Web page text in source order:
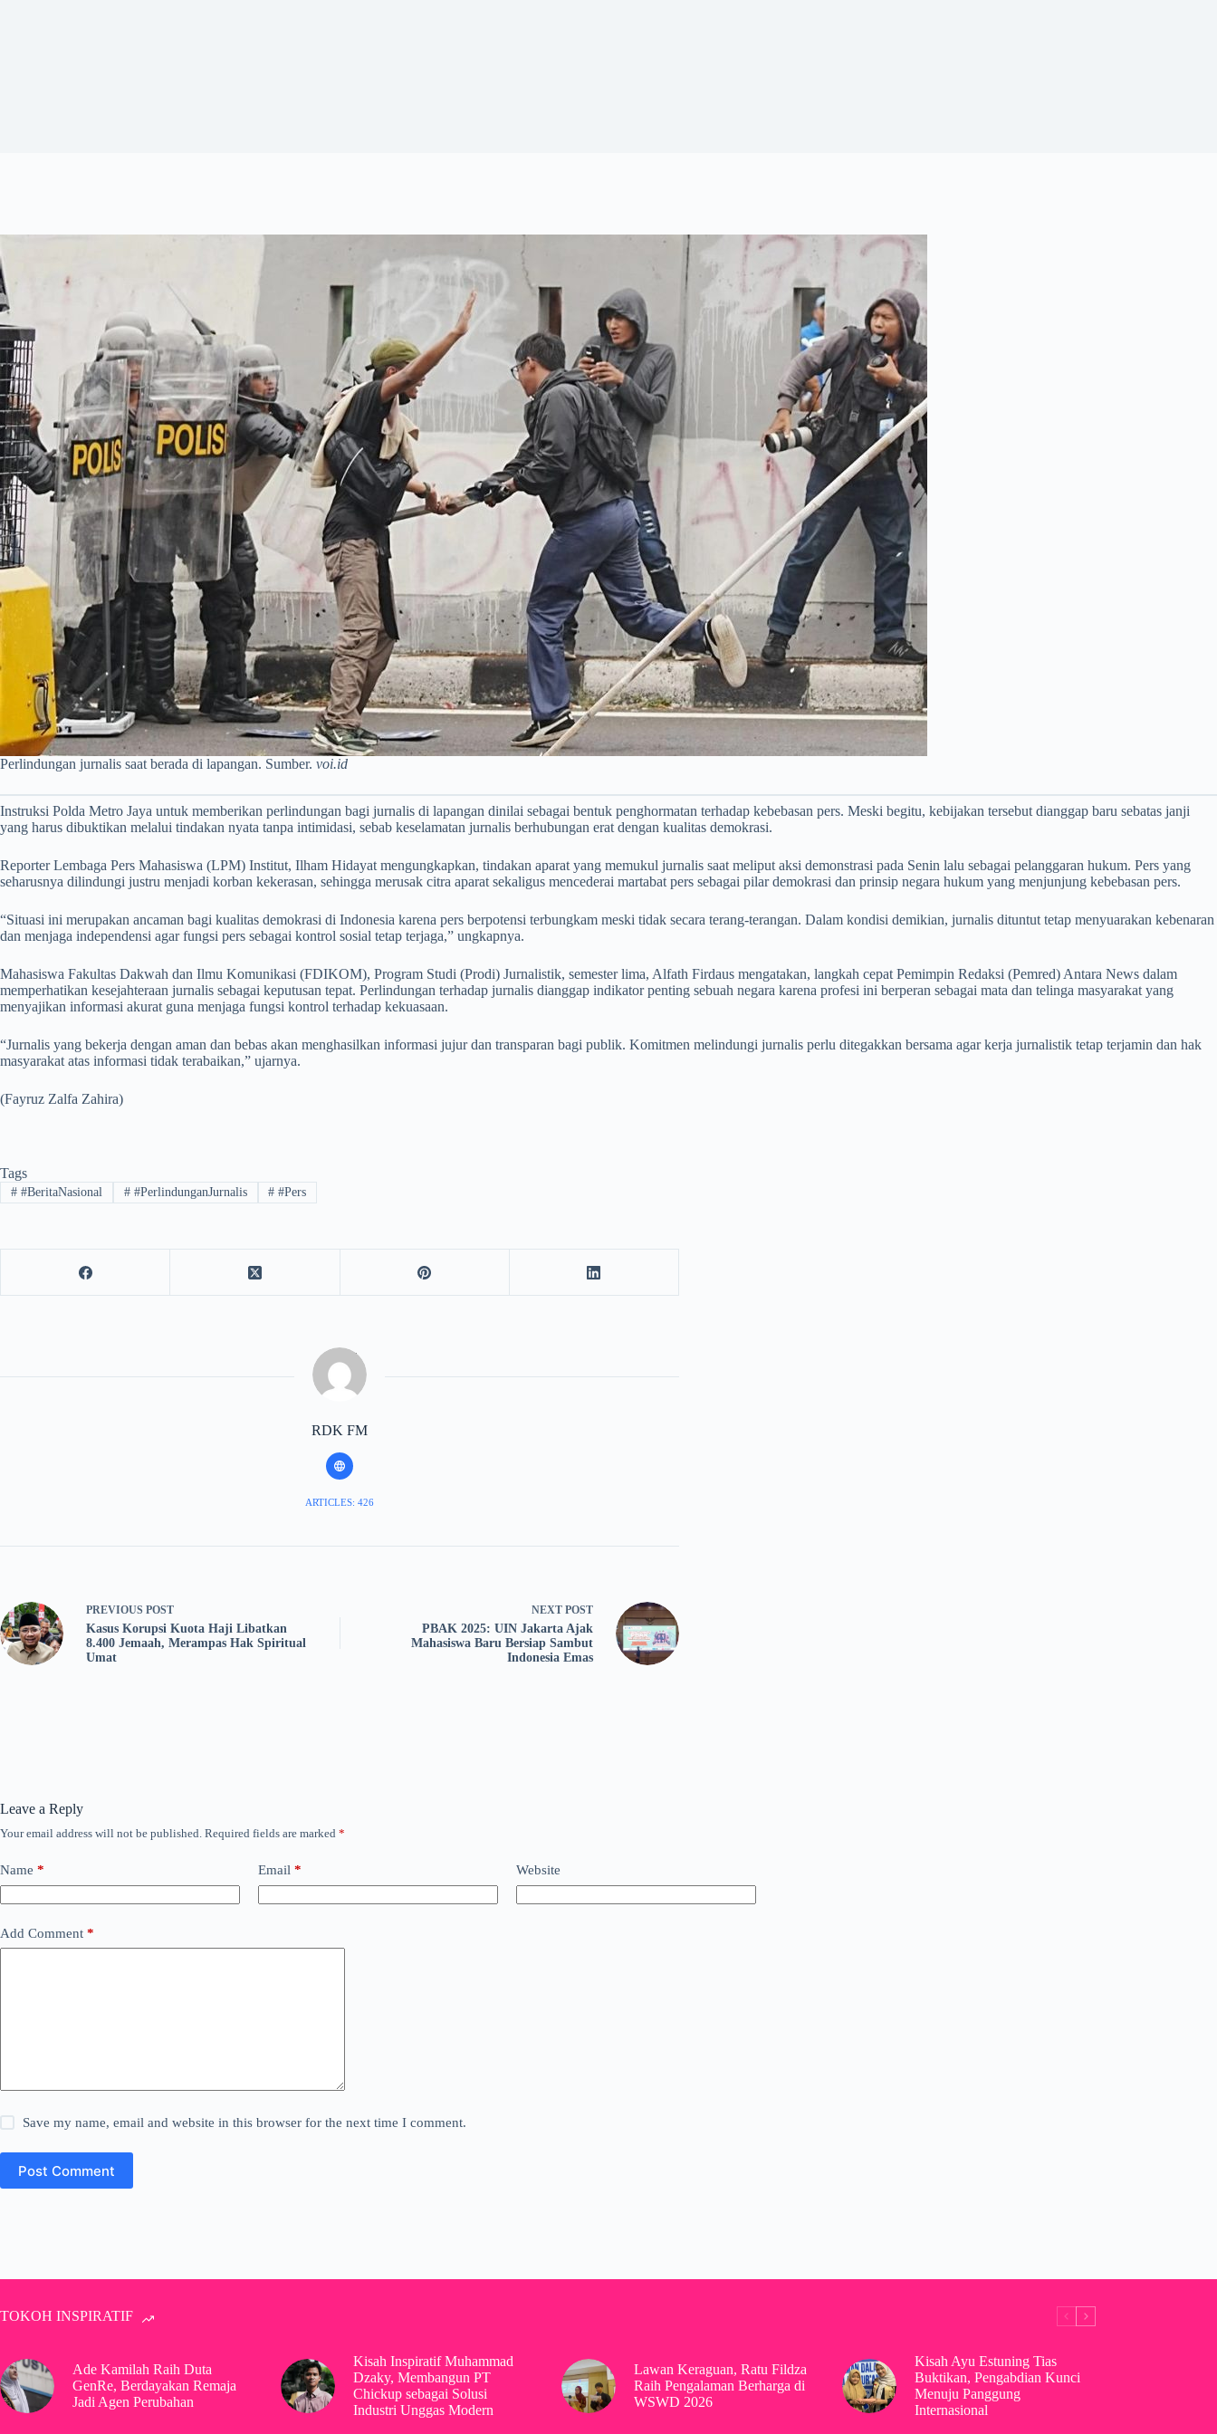
Perlindungan jurnalis saat berada di lapangan. Sumber. voi.id
Instruksi Polda Metro Jaya untuk memberikan perlindungan bagi jurnalis di lapangan dinilai sebagai bentuk penghormatan terhadap kebebasan pers. Meski begitu, kebijakan tersebut dianggap baru sebatas janji
yang harus dibuktikan melalui tindakan nyata tanpa intimidasi, sebab keselamatan jurnalis berhubungan erat dengan kualitas demokrasi.
Reporter Lembaga Pers Mahasiswa (LPM) Institut, Ilham Hidayat mengungkapkan, tindakan aparat yang memukul jurnalis saat meliput aksi demonstrasi pada Senin lalu sebagai pelanggaran hukum. Pers yang
seharusnya dilindungi justru menjadi korban kekerasan, sehingga merusak citra aparat sekaligus mencederai martabat pers sebagai pilar demokrasi dan prinsip negara hukum yang menjunjung kebebasan pers.
“Situasi ini merupakan ancaman bagi kualitas demokrasi di Indonesia karena pers berpotensi terbungkam meski tidak secara terang-terangan. Dalam kondisi demikian, jurnalis dituntut tetap menyuarakan kebenaran
dan menjaga independensi agar fungsi pers sebagai kontrol sosial tetap terjaga,” ungkapnya.
Mahasiswa Fakultas Dakwah dan Ilmu Komunikasi (FDIKOM), Program Studi (Prodi) Jurnalistik, semester lima, Alfath Firdaus mengatakan, langkah cepat Pemimpin Redaksi (Pemred) Antara News dalam
memperhatikan kesejahteraan jurnalis sebagai keputusan tepat. Perlindungan terhadap jurnalis dianggap indikator penting sebuah negara karena profesi ini berperan sebagai mata dan telinga masyarakat yang
menyajikan informasi akurat guna menjaga fungsi kontrol terhadap kekuasaan.
“Jurnalis yang bekerja dengan aman dan bebas akan menghasilkan informasi jujur dan transparan bagi publik. Komitmen melindungi jurnalis perlu ditegakkan bersama agar kerja jurnalistik tetap terjamin dan hak
masyarakat atas informasi tidak terabaikan,” ujarnya.
(Fayruz Zalfa Zahira)
Tags
##BeritaNasional ##PerlindunganJurnalis # #Pers
RDK FM
ARTICLES: 426
PREVIOUS POST
Kasus Korupsi Kuota Haji Libatkan
8.400 Jemaah, Merampas Hak Spiritual
Umat
NEXT POST
PBAK 2025: UIN Jakarta Ajak
Mahasiswa Baru Bersiap Sambut
Indonesia Emas
Leave a Reply
Your email address will not be published. Required fields are marked *
Name * Email * Website
Add Comment *
Save my name, email and website in this browser for the next time I comment.
Post Comment
TOKOH INSPIRATIF
Ade Kamilah Raih Duta
GenRe, Berdayakan Remaja
Jadi Agen Perubahan
Kisah Inspiratif Muhammad
Dzaky, Membangun PT
Chickup sebagai Solusi
Industri Unggas Modern
Lawan Keraguan, Ratu Fildza
Raih Pengalaman Berharga di
WSWD 2026
Kisah Ayu Estuning Tias
Buktikan, Pengabdian Kunci
Menuju Panggung
Internasional